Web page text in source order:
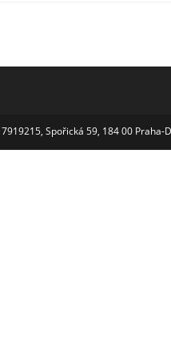
Spořická 59, 184 00 Praha-